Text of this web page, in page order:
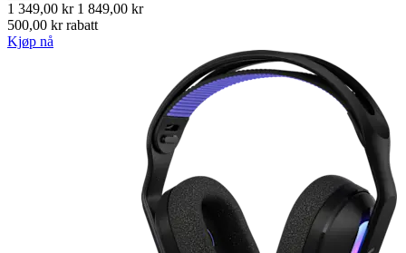
1 349,00 kr 1 849,00 kr
500,00 kr rabatt
Kjøp nå